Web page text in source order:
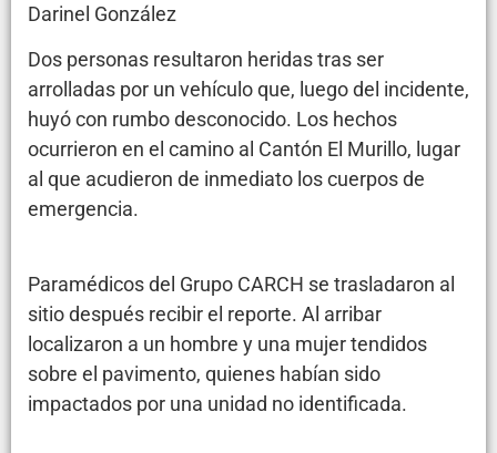
Darinel González
Dos personas resultaron heridas tras ser
arrolladas por un vehículo que, luego del incidente,
huyó con rumbo desconocido. Los hechos
ocurrieron en el camino al Cantón El Murillo, lugar
al que acudieron de inmediato los cuerpos de
emergencia.
Paramédicos del Grupo CARCH se trasladaron al
sitio después recibir el reporte. Al arribar
localizaron a un hombre y una mujer tendidos
sobre el pavimento, quienes habían sido
impactados por una unidad no identificada.